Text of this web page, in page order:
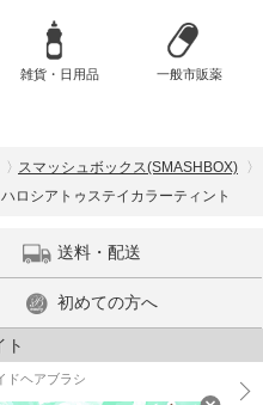
雑貨・日用品 一般市販薬
スマッシュボックス(SMASHBOX)
ハロシアトゥステイカラーティント
送料・配送
初めての方へ
ト
ドヘアブラシ